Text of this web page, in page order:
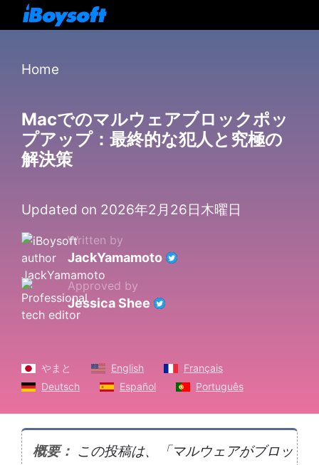
Home
Macでのマルウェアブロックポッ
プアップ：最終的な犯人と究極の
解決策
Updated on 2026年2月26日木曜日
Written by
JackYamamoto
Approved by
Jessica Shee
やまと English
Français
Deutsch
Español Português
概要： この投稿は、「マルウェアがブロッ